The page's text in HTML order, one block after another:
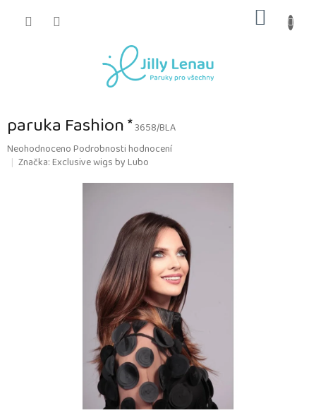
KOŠÍK
paruka Fashion *3658/BLA
Průměrné
hodnocení
NeohodnocenoPodrobnosti hodnocení
Značka:Exclusive wigs by Lubo